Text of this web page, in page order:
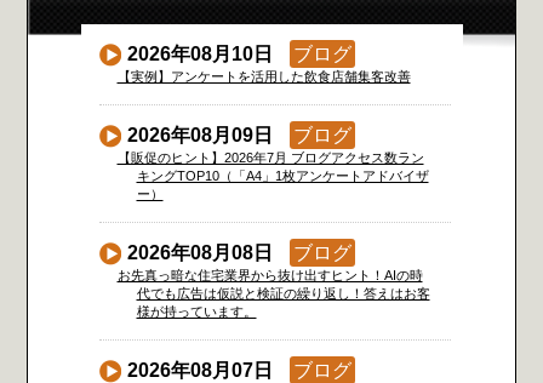
2026年08月10日 ブログ
【実例】アンケートを活用した飲食店舗集客改善
2026年08月09日 ブログ
【販促のヒント】2026年7月 ブログアクセス数ラン
キングTOP10（「A4」1枚アンケートアドバイザ
ー）
2026年08月08日 ブログ
お先真っ暗な住宅業界から抜け出すヒント！AIの時
代でも広告は仮説と検証の繰り返し！答えはお客
様が持っています。
2026年08月07日 ブログ